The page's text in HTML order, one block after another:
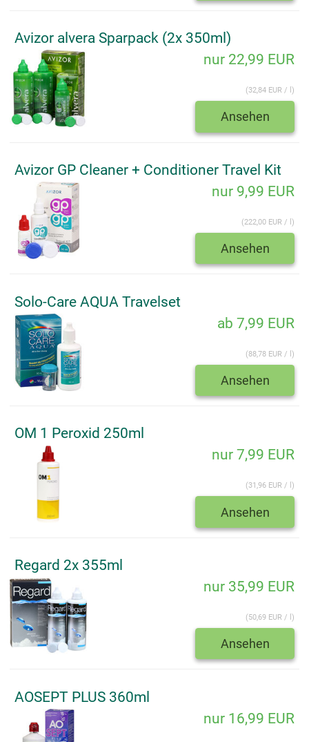
Avizor alvera Sparpack (2x 350ml)
nur 22,99 EUR
(32,84 EUR / l)
Ansehen
Avizor GP Cleaner + Conditioner Travel Kit
nur 9,99 EUR
(222,00 EUR / l)
Ansehen
Solo-Care AQUA Travelset
ab 7,99 EUR
(88,78 EUR / l)
Ansehen
OM 1 Peroxid 250ml
nur 7,99 EUR
(31,96 EUR / l)
Ansehen
Regard 2x 355ml
nur 35,99 EUR
(50,69 EUR / l)
Ansehen
AOSEPT PLUS 360ml
nur 16,99 EUR